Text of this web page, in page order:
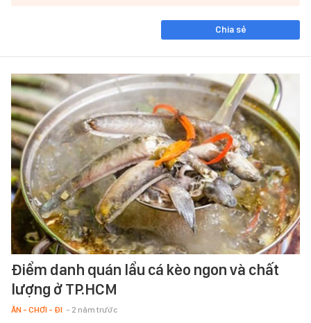
Chia sẻ
Điểm danh quán lẩu cá kèo ngon và chất
lượng ở TP.HCM
ĂN - CHƠI - ĐI - 2 năm trước